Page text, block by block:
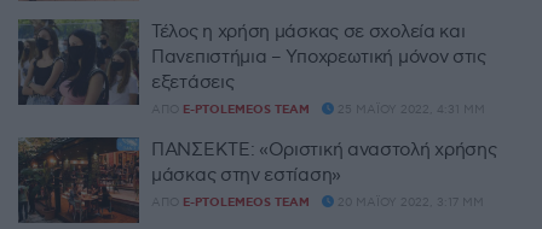
Τέλος η χρήση μάσκας σε σχολεία και
Πανεπιστήμια – Υποχρεωτική μόνον στις
εξετάσεις
ΑΠΌ E-PTOLEMEOS TEAM 25 ΜΑΪ́ΟΥ 2022, 4:31 ΜΜ
ΠΑΝΣΕΚΤΕ: «Οριστική αναστολή χρήσης
μάσκας στην εστίαση»
ΑΠΌ E-PTOLEMEOS TEAM 20 ΜΑΪ́ΟΥ 2022, 3:17 ΜΜ